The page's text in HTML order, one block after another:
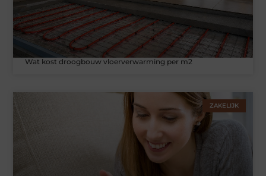
Wat kost droogbouw vloerverwarming per m2
ZAKELIJK